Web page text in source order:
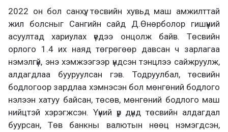
2022 он бол санхүү, төсвийн хувьд маш амжилттай
жил болсныг Сангийн сайд Д.Өнөрболор гишүүний
асуултад хариулах үедээ онцолж байв. Төсвийн
орлого 1.4 их наяд төгрөгөөр давсан ч зарлагаа
нэмэлгүй, энэ хэмжээгээр үндсэн тэнцлээ сайжруулж,
алдагдлаа бууруулсан гэв. Тодруулбал, төсвийн
бодлогоор зардлаа хэмнэсэн бол мөнгөний бодлого
нэлээн хатуу байсан, төсөв, мөнгөний бодлого маш
нийцтэй хэрэгжсэн. Үүний үр дүнд төсвийн алдагдал
буурсан, Төв банкны валютын нөөц нэмэгдсэн,